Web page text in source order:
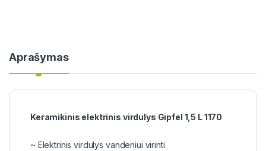
Aprašymas
Keramikinis elektrinis virdulys Gipfel 1,5 L 1170
~ Elektrinis virdulys vandeniui virinti